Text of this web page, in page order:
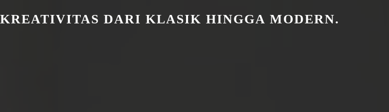
DARI KLASIK HINGGA MODERN.